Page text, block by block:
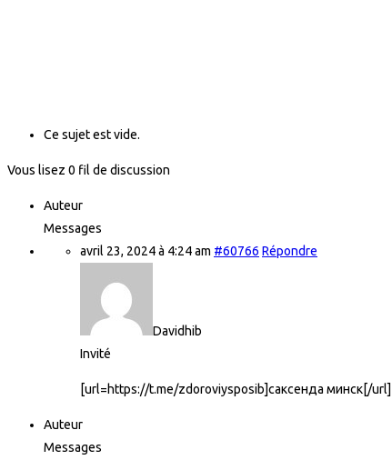
Ce sujet est vide.
Vous lisez 0 fil de discussion
Auteur
Messages
avril 23, 2024 à 4:24 am #60766 Répondre
Davidhib
Invité
[url=https://t.me/zdoroviysposib]саксенда минск[/
Auteur
Messages